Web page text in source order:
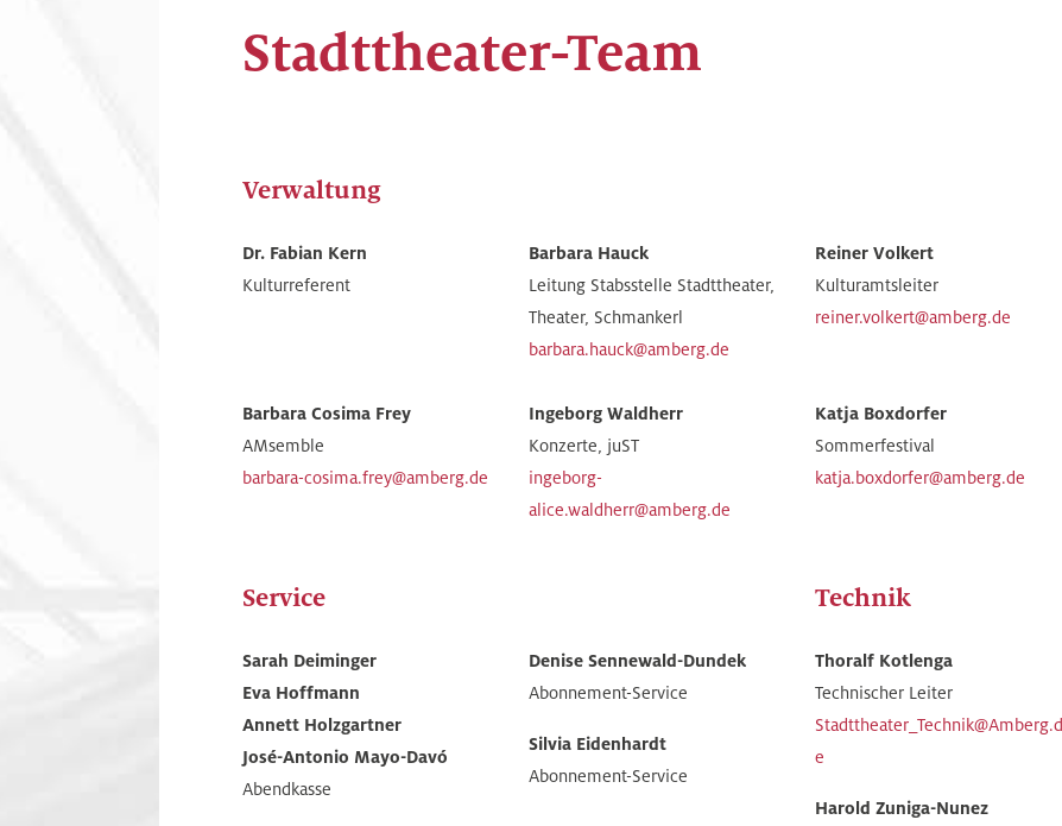
Stadttheater-Team
Verwaltung
Dr. Fabian Kern
Kulturreferent
Barbara Hauck
Leitung Stabsstelle Stadttheater,
Theater, Schmankerl
barbara.hauck@amberg.de
Reiner Volkert
Kulturamtsleiter
reiner.volkert@amberg.de
Barbara Cosima Frey
AMsemble
barbara-cosima.frey@amberg.de
Ingeborg Waldherr
Konzerte, juST
ingeborg-
alice.waldherr@amberg.de
Katja Boxdorfer
Sommerfestival
katja.boxdorfer@amberg.de
Service
Sarah Deiminger
Eva Hoffmann
Annett Holzgartner
José-Antonio Mayo-Davó
Abendkasse
Denise Sennewald-Dundek
Abonnement-Service
Silvia Eidenhardt
Abonnement-Service
Technik
Thoralf Kotlenga
Technischer Leiter
Stadttheater_Technik@Amberg.d
e
Harold Zuniga-Nunez